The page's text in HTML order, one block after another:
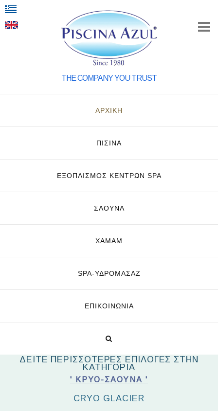
THE COMPANY YOU TRUST
ΑΡΧΙΚΗ
ΠΙΣΙΝΑ
ΕΞΟΠΛΙΣΜΌΣ ΚΈΝΤΡΩΝ SPA
ΣΑΟΥΝΑ
ΧΑΜΑΜ
SPA-ΥΔΡΟΜΑΣΆΖ
ΕΠΙΚΟΙΝΩΝΊΑ
ΔΕΙΤΕ ΠΕΡΙΣΣΟΤΕΡΕΣ ΕΠΙΛΟΓΕΣ ΣΤΗΝ
ΚΑΤΗΓΟΡΙΑ
' ΚΡΥΟ-ΣΆΟΥΝΑ '
CRYO GLACIER